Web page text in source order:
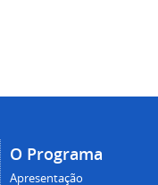
O Programa
Apresentação